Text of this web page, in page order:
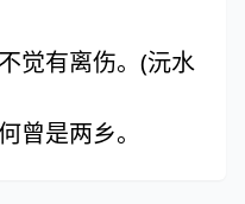
觉有离伤。(沅水
曾是两乡。